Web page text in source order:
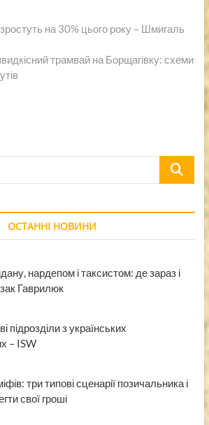
на 30% цього року – Шмигаль
трамвай на Борщагівку: схеми
Пошук
ОСТАННІ НОВИНИ
нардепом і таксистом: де зараз і
Гаврилюк
підрозділи з українських
– ISW
три типові сценарії позичальника і
свої гроші